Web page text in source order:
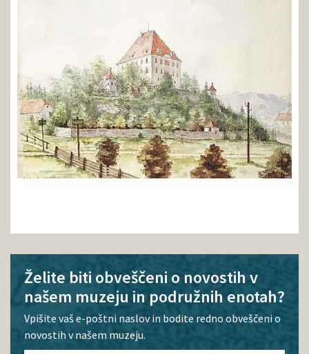
Želite biti obveščeni o novostih v
našem muzeju in podružnih enotah?
Vpišite vaš e-poštni naslov in bodite redno obveščeni o
novostih v našem muzeju.